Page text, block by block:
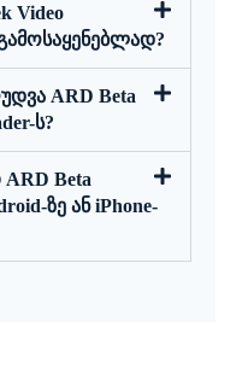
Video
ARD Beta
ს?
Beta
ზე ან iPhone-